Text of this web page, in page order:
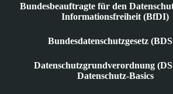
Bundesbeauftragte für den
Informationsfreiheit (BfDI)
Bundesdatenschutzgesetz
Datenschutzgrundverordnung
Datenschutz-Basics